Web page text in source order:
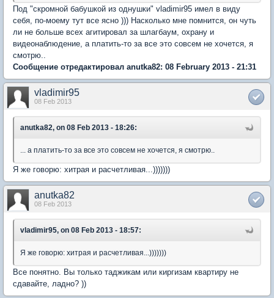
Под "скромной бабушкой из однушки" vladimir95 имел в виду
себя, по-моему тут все ясно ))) Насколько мне помнится, он чуть
ли не больше всех агитировал за шлагбаум, охрану и
видеонаблюдение, а платить-то за все это совсем не хочется, я
смотрю..
Сообщение отредактировал anutka82: 08 February 2013 - 21:31
vladimir95
08 Feb 2013
anutka82, on 08 Feb 2013 - 18:26:
... а платить-то за все это совсем не хочется, я смотрю..
Я же говорю: хитрая и расчетливая...)))))))
anutka82
08 Feb 2013
vladimir95, on 08 Feb 2013 - 18:57:
Я же говорю: хитрая и расчетливая...)))))))
Все понятно. Вы только таджикам или киргизам квартиру не
сдавайте, ладно? ))